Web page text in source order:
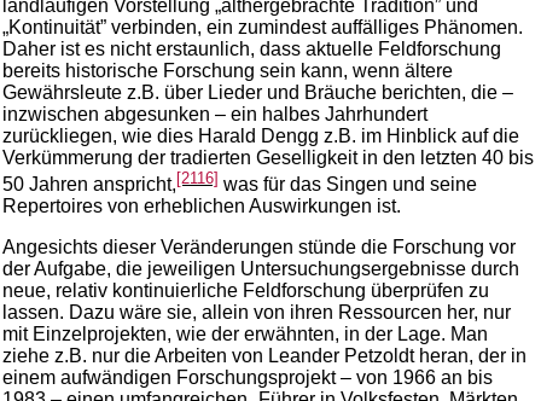
landläufigen Vorstellung „althergebrachte Tradition” und
„Kontinuität” verbinden, ein zumindest auffälliges Phänomen.
Daher ist es nicht erstaunlich, dass aktuelle Feldforschung
bereits historische Forschung sein kann, wenn ältere
Gewährsleute z.B. über Lieder und Bräuche berichten, die –
inzwischen abgesunken – ein halbes Jahrhundert
zurückliegen, wie dies Harald Dengg z.B. im Hinblick auf die
Verkümmerung der tradierten Geselligkeit in den letzten 40 bis
50 Jahren anspricht, [2116] was für das Singen und seine
Repertoires von erheblichen Auswirkungen ist.
Angesichts dieser Veränderungen stünde die Forschung vor
der Aufgabe, die jeweiligen Untersuchungsergebnisse durch
neue, relativ kontinuierliche Feldforschung überprüfen zu
lassen. Dazu wäre sie, allein von ihren Ressourcen her, nur
mit Einzelprojekten, wie der erwähnten, in der Lage. Man
ziehe z.B. nur die Arbeiten von Leander Petzoldt heran, der in
einem aufwändigen Forschungsprojekt – von 1966 an bis